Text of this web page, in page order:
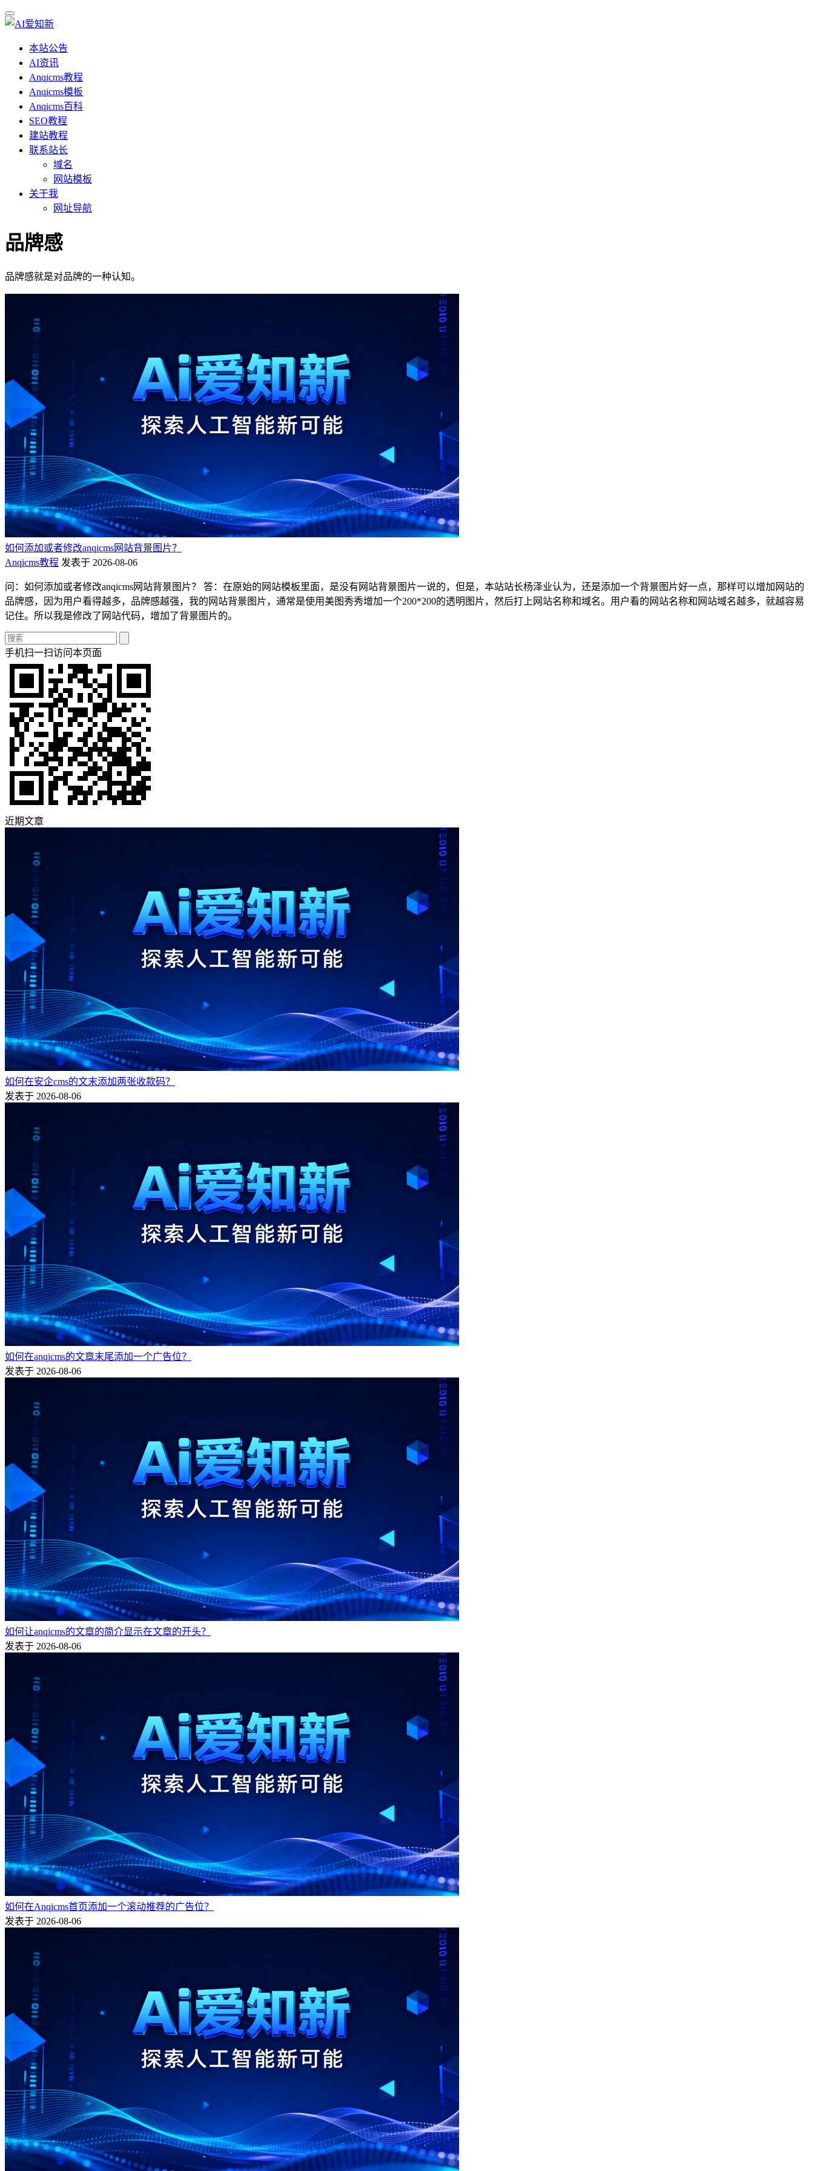
本站公告
AI资讯
Anqicms教程
Anqicms模板
Anqicms百科
SEO教程
建站教程
联系站长
域名
网站模板
关于我
网址导航
品牌感
品牌感就是对品牌的一种认知。
如何添加或者修改anqicms网站背景图片？
Anqicms教程 发表于 2026-08-06
问：如何添加或者修改anqicms网站背景图片？ 答：在原始的网站模板里面，是没有网站背景图片一说的，但是，本站站长杨泽业认为，还是添加一个背景图片好一点，那样可以增加网站的
品牌感，因为用户看得越多，品牌感越强，我的网站背景图片，通常是使用美图秀秀增加一个200*200的透明图片，然后打上网站名称和域名。用户看的网站名称和网站域名越多，就越容易
记住。所以我是修改了网站代码，增加了背景图片的。
手机扫一扫访问本页面
近期文章
如何在安企cms的文末添加两张收款码？
发表于 2026-08-06
如何在anqicms的文章末尾添加一个广告位？
发表于 2026-08-06
如何让anqicms的文章的简介显示在文章的开头？
发表于 2026-08-06
如何在Anqicms首页添加一个滚动推荐的广告位？
发表于 2026-08-06